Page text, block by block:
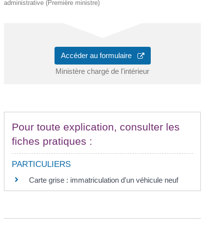
administrative (Première ministre)
Accéder au formulaire
Ministère chargé de l'intérieur
Pour toute explication, consulter les
fiches pratiques :
PARTICULIERS
Carte grise : immatriculation d'un véhicule neuf